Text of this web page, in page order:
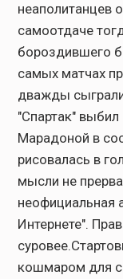
неаполитанцев
самоотдаче
бороздившего
самых матчах
дважды
"Спартак"
Марадоной в
рисовалась в
мысли не
неофициальная
Интернете".
кошмаром для